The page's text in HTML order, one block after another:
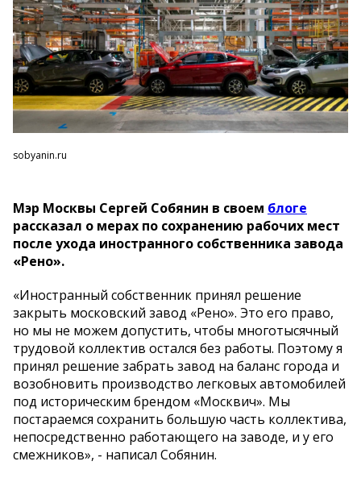
sobyanin.ru
Мэр Москвы Сергей Собянин в своем блоге
рассказал о мерах по сохранению рабочих мест
после ухода иностранного собственника завода
«Рено».
«Иностранный собственник принял решение
закрыть московский завод «Рено». Это его право,
но мы не можем допустить, чтобы многотысячный
трудовой коллектив остался без работы. Поэтому я
принял решение забрать завод на баланс города и
возобновить производство легковых автомобилей
под историческим брендом «Москвич». Мы
постараемся сохранить большую часть коллектива,
непосредственно работающего на заводе, и у его
смежников», - написал Собянин.